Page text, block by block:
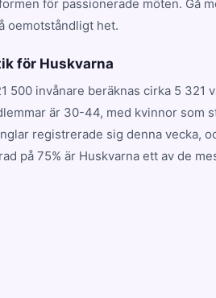
för passionerade möten. Gå
oemotståndligt het.
för Huskvarna
500 invånare beräknas cirka 5
är 30-44, med kvinnor som
registrerade sig denna vecka,
på 75% är Huskvarna ett av de